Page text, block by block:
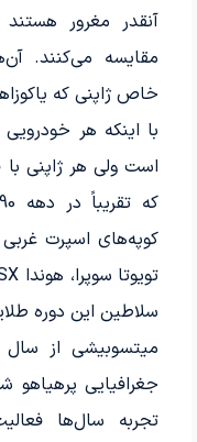
آنقدر مغرور
خاص ژاپنی که
با اینکه هر
کوپه‌های اسپرت
سلاطین این دوره
جغرافیایی پرهیاهو
تجربه سال‌ها